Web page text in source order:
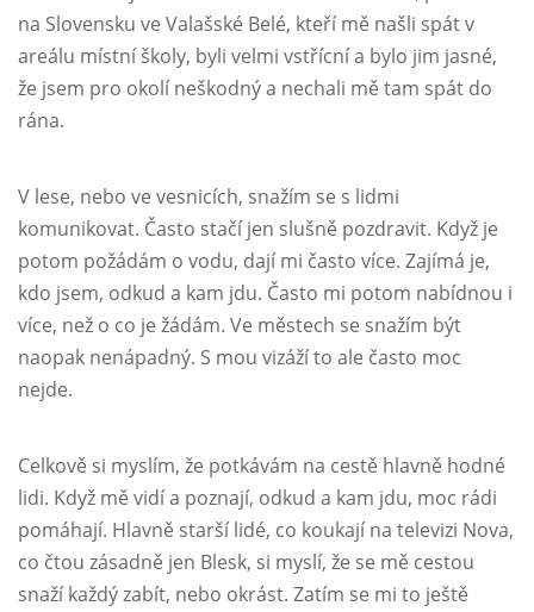
na Slovensku ve Valašské Belé, kteří mě našli spát v
areálu místní školy, byli velmi vstřícní a bylo jim jasné,
že jsem pro okolí neškodný a nechali mě tam spát do
rána.
V lese, nebo ve vesnicích, snažím se s lidmi
komunikovat. Často stačí jen slušně pozdravit. Když je
potom požádám o vodu, dají mi často více. Zajímá je,
kdo jsem, odkud a kam jdu. Často mi potom nabídnou i
více, než o co je žádám. Ve městech se snažím být
naopak nenápadný. S mou vizáží to ale často moc
nejde.
Celkově si myslím, že potkávám na cestě hlavně hodné
lidi. Když mě vidí a poznají, odkud a kam jdu, moc rádi
pomáhají. Hlavně starší lidé, co koukají na televizi Nova,
co čtou zásadně jen Blesk, si myslí, že se mě cestou
snaží každý zabít, nebo okrást. Zatím se mi to ještě